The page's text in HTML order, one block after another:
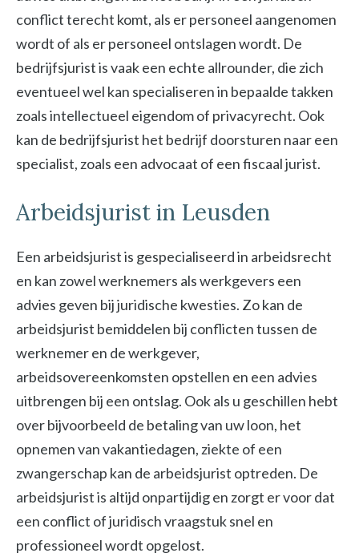
conflict terecht komt, als er personeel aangenomen
wordt of als er personeel ontslagen wordt. De
bedrijfsjurist is vaak een echte allrounder, die zich
eventueel wel kan specialiseren in bepaalde takken
zoals intellectueel eigendom of privacyrecht. Ook
kan de bedrijfsjurist het bedrijf doorsturen naar een
specialist, zoals een advocaat of een fiscaal jurist.
Arbeidsjurist in Leusden
Een arbeidsjurist is gespecialiseerd in arbeidsrecht
en kan zowel werknemers als werkgevers een
advies geven bij juridische kwesties. Zo kan de
arbeidsjurist bemiddelen bij conflicten tussen de
werknemer en de werkgever,
arbeidsovereenkomsten opstellen en een advies
uitbrengen bij een ontslag. Ook als u geschillen hebt
over bijvoorbeeld de betaling van uw loon, het
opnemen van vakantiedagen, ziekte of een
zwangerschap kan de arbeidsjurist optreden. De
arbeidsjurist is altijd onpartijdig en zorgt er voor dat
een conflict of juridisch vraagstuk snel en
professioneel wordt opgelost.